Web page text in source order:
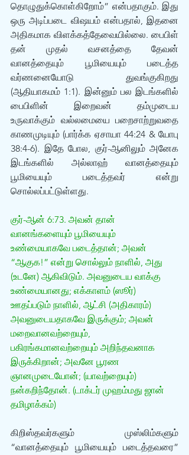
தொழுதுக்கொள்கிறோம்” என்பதாகும். இது
ஒரு அடிப்படை விஷயம் என்பதால், இதனை
அதிகமாக விளக்கத்தேவையில்லை. பைபிள்
தன் முதல் வசனத்தை தேவன்
வானத்தையும் பூமியையும் படைத்த
வர்ணனையோடு துவங்குகிறது
(ஆதியாகமம் 1:1). இன்னும் பல இடங்களில்
பைபிளின் இறைவன் தம்முடைய
உருவாக்கும் வல்லமையை பறைசாற்றுவதை
காணமுடியும் (பார்க்க ஏசாயா 44:24 & யோபு
38:4-6). இதே போல, குர்-ஆனிலும் அனேக
இடங்களில் அல்லாஹ் வானத்தையும்
பூமியையும் படைத்தவர் என்று
சொல்லப்பட்டுள்ளது.
குர்-ஆன் 6:73. அவன் தான்
வானங்களையும் பூமியையும்
உண்மையாகவே படைத்தான்; அவன்
“ஆகுக!” என்று சொல்லும் நாளில், அது
(உடனே) ஆகிவிடும். அவனுடைய வாக்கு
உண்மையானது; எக்காளம் (ஸூர்)
ஊதப்படும் நாளில், ஆட்சி (அதிகாரம்)
அவனுடையதாகவே இருக்கும்; அவன்
மறைவானவற்றையும்,
பகிரங்கமானவற்றையும் அறிந்தவனாக
இருக்கிறான்; அவனே பூரண
ஞானமுடையோன்; (யாவற்றையும்)
நன்கறிந்தோன். (டாக்டர் முஹம்மது ஜான்
தமிழாக்கம்)
கிறிஸ்தவர்களும் முஸ்லிம்களும்
“வானத்தையும் பூமியையும் படைத்தவரை”